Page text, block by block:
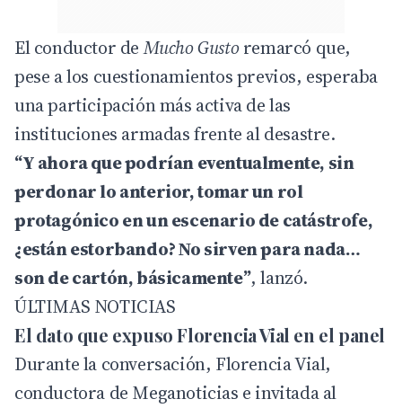
El conductor deMucho Gustoremarcó que,
pese a los cuestionamientos previos, esperaba
una participación más activa de las
instituciones armadas frente al desastre.
“Y ahora que podrían eventualmente, sin
perdonar lo anterior, tomar un rol
protagónico en un escenario de catástrofe,
¿están estorbando? No sirven para nada…
son de cartón, básicamente”, lanzó.
ÚLTIMAS NOTICIAS
El dato que expuso Florencia Vial en el panel
Durante la conversación, Florencia Vial,
conductora de Meganoticias e invitada al